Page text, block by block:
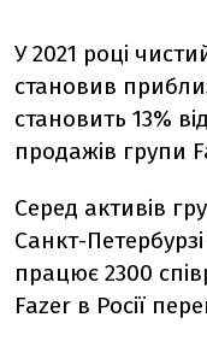
У 2021 році
становив
становить 13%
продажів групи
Серед активів
Санкт-
працює 2300
Fazer в Росії